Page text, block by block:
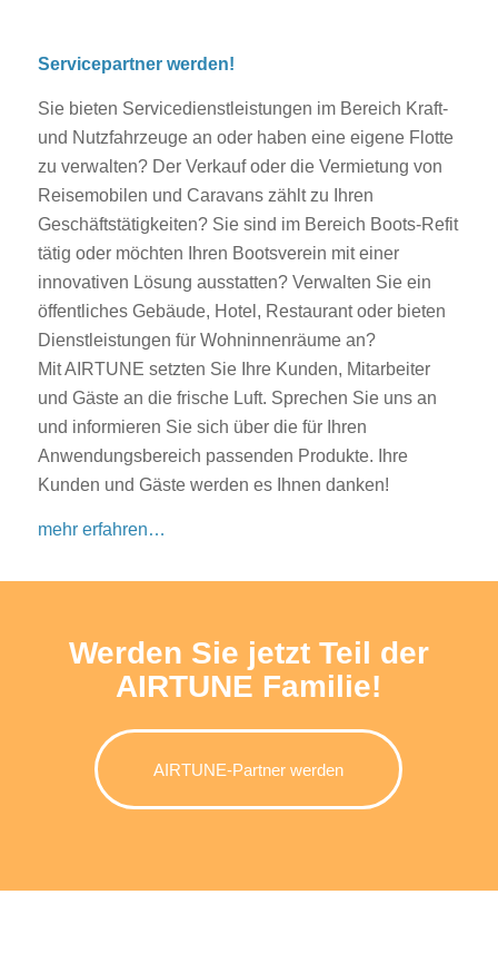
Servicepartner werden!
Sie bieten Servicedienstleistungen im Bereich Kraft-
und Nutzfahrzeuge an oder haben eine eigene Flotte
zu verwalten? Der Verkauf oder die Vermietung von
Reisemobilen und Caravans zählt zu Ihren
Geschäftstätigkeiten? Sie sind im Bereich Boots-Refit
tätig oder möchten Ihren Bootsverein mit einer
innovativen Lösung ausstatten? Verwalten Sie ein
öffentliches Gebäude, Hotel, Restaurant oder bieten
Dienstleistungen für Wohninnenräume an?
Mit AIRTUNE setzten Sie Ihre Kunden, Mitarbeiter
und Gäste an die frische Luft. Sprechen Sie uns an
und informieren Sie sich über die für Ihren
Anwendungsbereich passenden Produkte. Ihre
Kunden und Gäste werden es Ihnen danken!
mehr erfahren…
Werden Sie jetzt Teil der
AIRTUNE Familie!
AIRTUNE-Partner werden